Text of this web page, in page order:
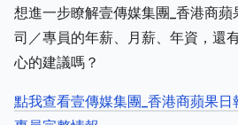
想進一步瞭解壹傳媒集團_香港商
司／專員的年薪、月薪、年資，還
心的建議嗎？
點我查看壹傳媒集團_香港商蘋果